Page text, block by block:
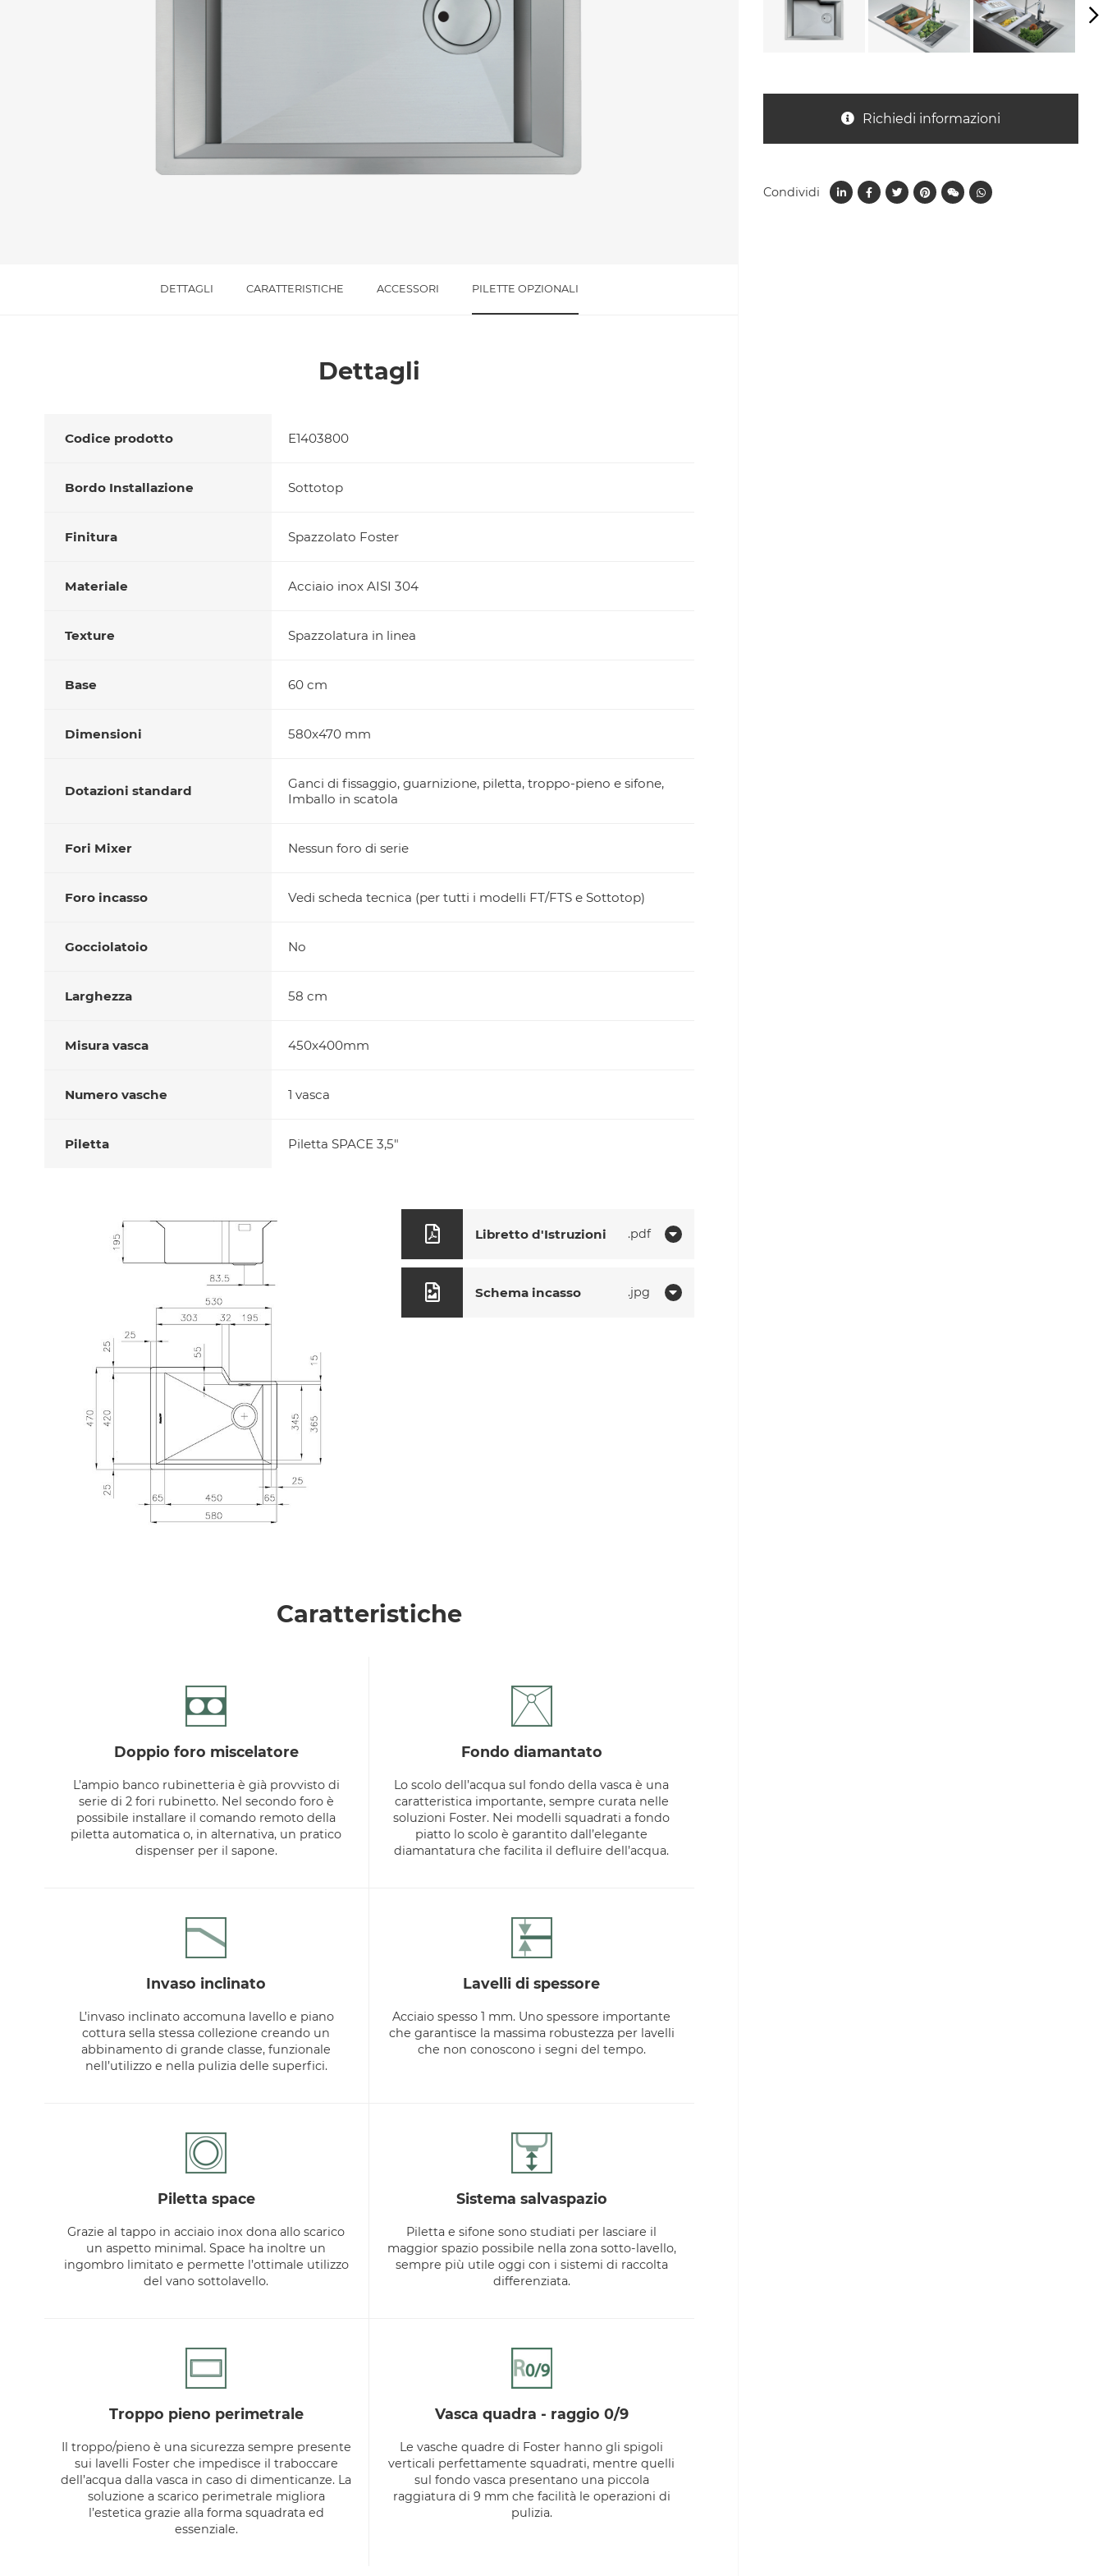
DETTAGLI CARATTERISTICHE ACCESSORI PILETTE OPZIONALI
Dettagli
Libretto d'Istruzioni pdf
Schema incasso jpg
Codice prodotto E1403800
Bordo Installazione Sottotop
Finitura Spazzolato Foster
Materiale Acciaio inox AISI 304
Texture Spazzolatura in linea
Base 60 cm
Dimensioni 580x470 mm
Dotazioni standard
Ganci di fissaggio, guarnizione, piletta, troppo-pieno e sifone,
Imballo in scatola
Fori Mixer Nessun foro di serie
Foro incasso Vedi scheda tecnica (per tutti i modelli FT/FTS e Sottotop)
Gocciolatoio No
Larghezza 58 cm
Misura vasca 450x400mm
Numero vasche 1 vasca
Piletta Piletta SPACE 3,5"
Caratteristiche
doppio foro miscelatore
L’ampio banco rubinetteria è già provvisto di
serie di 2 fori rubinetto. Nel secondo foro è
possibile installare il comando remoto della
piletta automatica o, in alternativa, un pratico
dispenser per il sapone.
fondo diamantato
Lo scolo dell’acqua sul fondo della vasca è una
caratteristica importante, sempre curata nelle
soluzioni Foster. Nei modelli squadrati a fondo
piatto lo scolo è garantito dall’elegante
diamantatura che facilita il defluire dell’acqua.
invaso inclinato
L’invaso inclinato accomuna lavello e piano
cottura sella stessa collezione creando un
abbinamento di grande classe, funzionale
nell’utilizzo e nella pulizia delle superfici.
lavelli di spessore
Acciaio spesso 1 mm. Uno spessore importante
che garantisce la massima robustezza per lavelli
che non conoscono i segni del tempo.
piletta space
Grazie al tappo in acciaio inox dona allo scarico
un aspetto minimal. Space ha inoltre un
ingombro limitato e permette l’ottimale utilizzo
del vano sottolavello.
sistema salvaspazio
Piletta e sifone sono studiati per lasciare il
maggior spazio possibile nella zona sotto-lavello,
sempre più utile oggi con i sistemi di raccolta
differenziata.
troppo pieno perimetrale
Il troppo/pieno è una sicurezza sempre presente
sui lavelli Foster che impedisce il traboccare
dell’acqua dalla vasca in caso di dimenticanze. La
soluzione a scarico perimetrale migliora
l’estetica grazie alla forma squadrata ed
essenziale.
vasca quadra - raggio 0/9
Le vasche quadre di Foster hanno gli spigoli
verticali perfettamente squadrati, mentre quelli
sul fondo vasca presentano una piccola
raggiatura di 9 mm che facilità le operazioni di
pulizia.
Richiedi informazioni
Condividi